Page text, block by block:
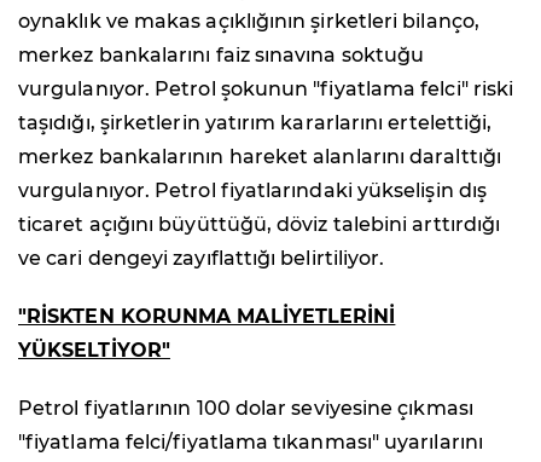
oynaklık ve makas açıklığının şirketleri bilanço,
merkez bankalarını faiz sınavına soktuğu
vurgulanıyor. Petrol şokunun "fiyatlama felci" riski
taşıdığı, şirketlerin yatırım kararlarını ertelettiği,
merkez bankalarının hareket alanlarını daralttığı
vurgulanıyor. Petrol fiyatlarındaki yükselişin dış
ticaret açığını büyüttüğü, döviz talebini arttırdığı
ve cari dengeyi zayıflattığı belirtiliyor.
"RİSKTEN KORUNMA MALİYETLERİNİ
YÜKSELTİYOR"
Petrol fiyatlarının 100 dolar seviyesine çıkması
"fiyatlama felci/fiyatlama tıkanması" uyarılarını